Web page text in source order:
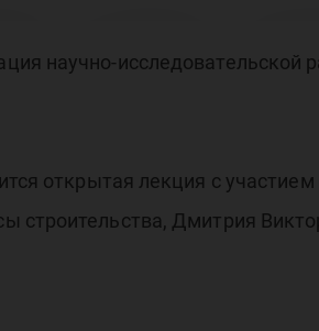
научно-исследовательской
открытая лекция с
строительства, Дмитрия